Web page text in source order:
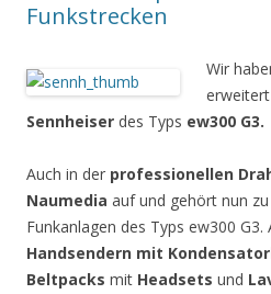
Funkstrecken
Wir
Sennheiser des Typs ew300 G3.
Auch in der professionellen
Naumedia auf und gehört nun
Funkanlagen des Typs ew300
Handsendern mit
Beltpacks mit Headsets und